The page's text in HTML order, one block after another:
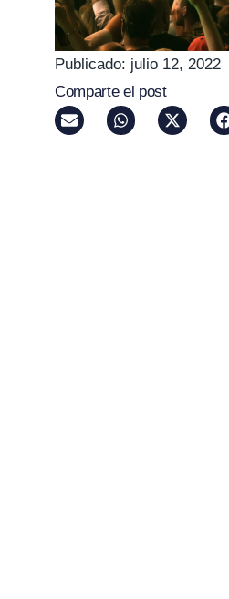
Publicado: julio 12, 2022
Comparte el post